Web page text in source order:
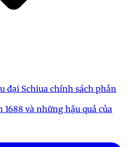
đại Schiua chính sách phản
1688 và những hậu quả của